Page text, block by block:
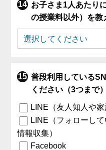
お子さま1人あたり
の授業料以外）を教
普段利用している
ください（3つまで）
LINE（友人知人や家
LINE（フォローし
情報収集）
Facebook